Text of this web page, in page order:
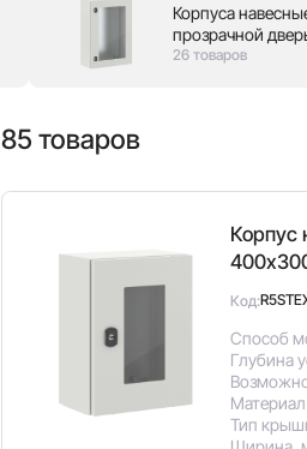
Корпуса
прозрачной
26 товаров
85 товаров
Корпус
Код:
Способ
Глубина
Тип